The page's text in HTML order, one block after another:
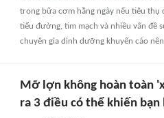
trong bữa cơm hằng ngày nếu tiêu
tiểu đường, tim mạch và nhiều vấn đề
chuyên gia dinh dưỡng khuyến cáo
Mỡ lợn không hoàn toàn
ra 3 điều có thể khiến bạn